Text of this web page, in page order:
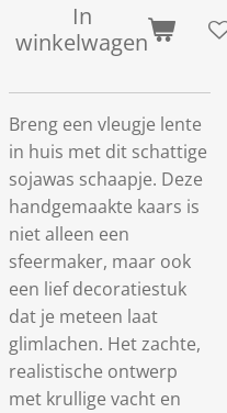
In
winkelwagen
Breng een vleugje lente
in huis met dit schattige
sojawas schaapje. Deze
handgemaakte kaars is
niet alleen een
sfeermaker, maar ook
een lief decoratiestuk
dat je meteen laat
glimlachen. Het zachte,
realistische ontwerp
met krullige vacht en